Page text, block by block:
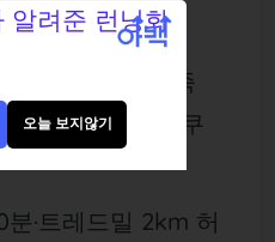
산 절약.
바구니 → 카드 즉
포인트 → 셀러 쿠
분·트레드밀 2km 허
오늘 보지않기